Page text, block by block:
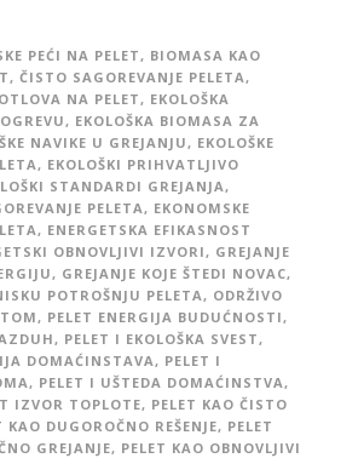
PEĆI NA PELET, BIOMASA KAO
, ČISTO SAGOREVANJE PELETA,
NA PELET, EKOLOŠKA
, EKOLOŠKA BIOMASA ZA
NAVIKE U GREJANJU, EKOLOŠKE
, EKOLOŠKI PRIHVATLJIVO
STANDARDI GREJANJA,
PELETA, EKONOMSKE
, ENERGETSKA EFIKASNOST
OBNOVLJIVI IZVORI, GREJANJE
, GREJANJE KOJE ŠTEDI NOVAC,
POTROŠNJU PELETA, ODRŽIVO
, PELET ENERGIJA BUDUĆNOSTI,
, PELET I EKOLOŠKA SVEST,
DOMAĆINSTAVA, PELET I
, PELET I UŠTEDA DOMAĆINSTVA,
IZVOR TOPLOTE, PELET KAO ČISTO
KAO DUGOROČNO REŠENJE, PELET
GREJANJE, PELET KAO OBNOVLJIVI